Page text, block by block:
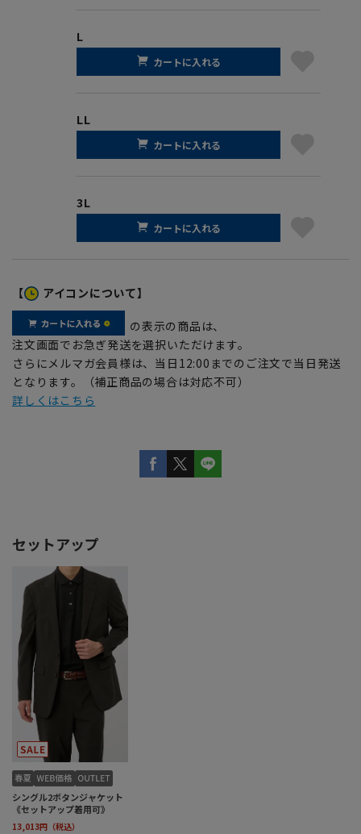
L
カートに入れる
LL
カートに入れる
3L
カートに入れる
【 アイコンについて】
の表示の商品は、
注文画面でお急ぎ発送を選択いただけます。
さらにメルマガ会員様は、当日12:00までのご注文で当日発送
となります。（補正商品の場合は対応不可）
詳しくはこちら